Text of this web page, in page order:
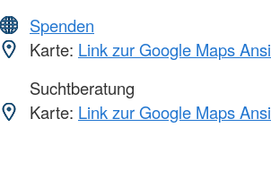
Spenden
Karte: Link zur Google Maps
Suchtberatung
Karte: Link zur Google Maps